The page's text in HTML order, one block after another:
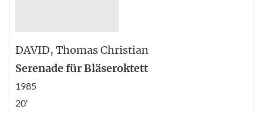
DAVID, Thomas Christian
Serenade für Bläseroktett
1985
20'